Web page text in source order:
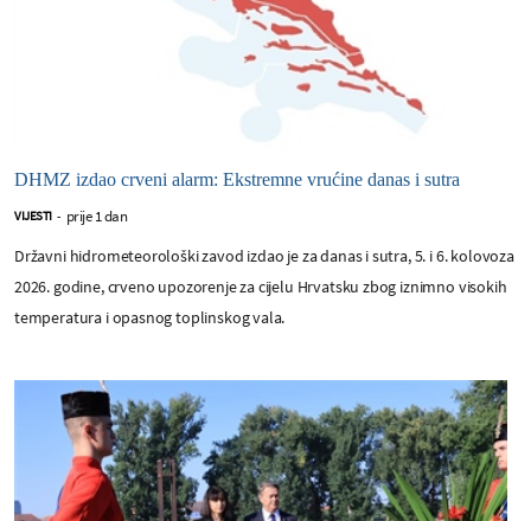
DHMZ izdao crveni alarm: Ekstremne vrućine danas i sutra
VIJESTI - prije 1 dan
Državni hidrometeorološki zavod izdao je za danas i sutra, 5. i 6. kolovoza
2026. godine, crveno upozorenje za cijelu Hrvatsku zbog iznimno visokih
temperatura i opasnog toplinskog vala.